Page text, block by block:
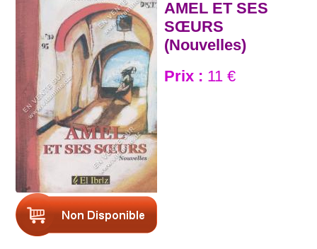
AMEL ET SES
SŒURS
(Nouvelles)
Prix : 11 €